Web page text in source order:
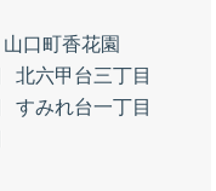
山口町香花園
北六甲台三丁目
すみれ台一丁目